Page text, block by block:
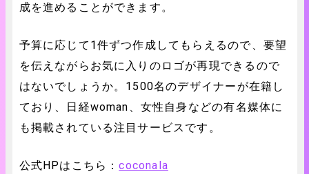
成を進めることができます。
予算に応じて1件ずつ作成してもらえるので、要望
を伝えながらお気に入りのロゴが再現できるので
はないでしょうか。1500名のデザイナーが在籍し
ており、日経woman、女性自身などの有名媒体に
も掲載されている注目サービスです。
公式HPはこちら：coconala